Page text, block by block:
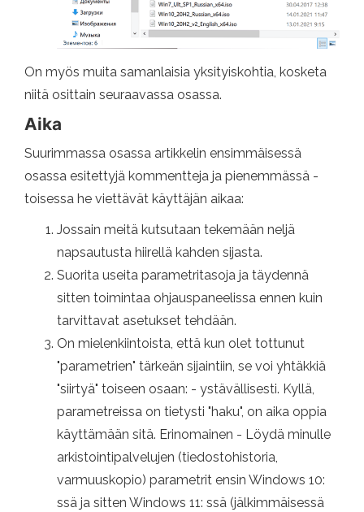
On myös muita samanlaisia ​​yksityiskohtia, kosketa
niitä osittain seuraavassa osassa.
Aika
Suurimmassa osassa artikkelin ensimmäisessä
osassa esitettyjä kommentteja ja pienemmässä -
toisessa he viettävät käyttäjän aikaa:
Jossain meitä kutsutaan tekemään neljä
napsautusta hiirellä kahden sijasta.
Suorita useita parametritasoja ja täydennä
sitten toimintaa ohjauspaneelissa ennen kuin
tarvittavat asetukset tehdään.
On mielenkiintoista, että kun olet tottunut
"parametrien" tärkeän sijaintiin, se voi yhtäkkiä
"siirtyä" toiseen osaan: - ystävällisesti. Kyllä,
parametreissa on tietysti "haku", on aika oppia
käyttämään sitä. Erinomainen - Löydä minulle
arkistointipalvelujen (tiedostohistoria,
varmuuskopio) parametrit ensin Windows 10:
ssä ja sitten Windows 11: ssä (jälkimmäisessä